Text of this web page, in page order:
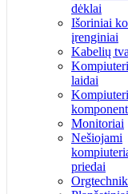
dėklai
Išoriniai
įrenginiai
Kabelių
laidai
Monitoriai
Nešiojami
priedai